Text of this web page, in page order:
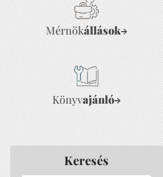
Mérnökállások→
Könyvajánló→
Keresés